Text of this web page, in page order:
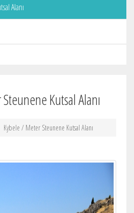
Alanı
Kutsal Alanı
Kybele / Meter Steunene Kutsal Alanı